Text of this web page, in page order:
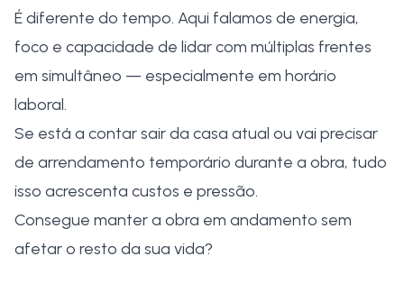
É diferente do tempo. Aqui falamos de energia,
foco e capacidade de lidar com múltiplas frentes
em simultâneo — especialmente em horário
laboral.
Se está a contar sair da casa atual ou vai precisar
de arrendamento temporário durante a obra, tudo
isso acrescenta custos e pressão.
Consegue manter a obra em andamento sem
afetar o resto da sua vida?